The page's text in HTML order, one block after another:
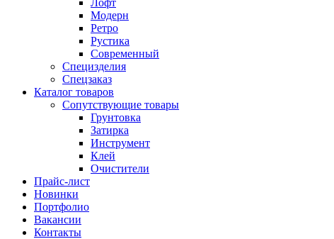
Лофт
Модерн
Ретро
Рустика
Современный
Специзделия
Спецзаказ
Каталог товаров
Сопутствующие товары
Грунтовка
Затирка
Инструмент
Клей
Очистители
Прайс-лист
Новинки
Портфолио
Вакансии
Контакты